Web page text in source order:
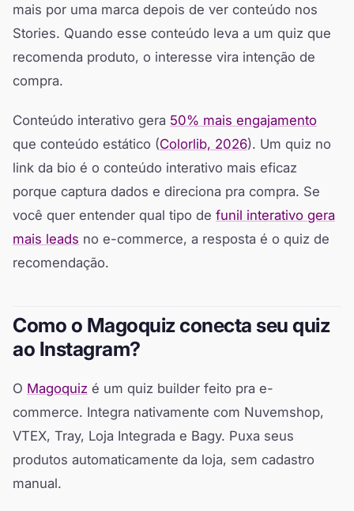
mais por uma marca depois de ver conteúdo nos
Stories. Quando esse conteúdo leva a um quiz que
recomenda produto, o interesse vira intenção de
compra.
Conteúdo interativo gera 50% mais engajamento
que conteúdo estático (Colorlib, 2026). Um quiz no
link da bio é o conteúdo interativo mais eficaz
porque captura dados e direciona pra compra. Se
você quer entender qual tipo de funil interativo gera
mais leads no e-commerce, a resposta é o quiz de
recomendação.
Como o Magoquiz conecta seu quiz
ao Instagram?
O Magoquiz é um quiz builder feito pra e-
commerce. Integra nativamente com Nuvemshop,
VTEX, Tray, Loja Integrada e Bagy. Puxa seus
produtos automaticamente da loja, sem cadastro
manual.